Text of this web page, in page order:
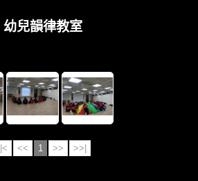
幼兒韻律教室
|< << 1 >> >>|